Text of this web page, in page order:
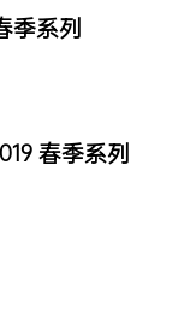
季系列
春季系列